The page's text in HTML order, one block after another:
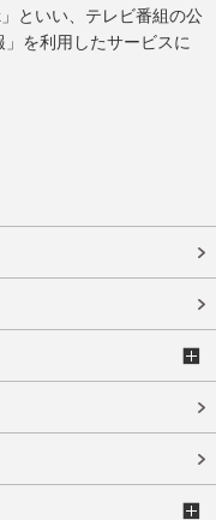
といい、テレビ番組の公
」を利用したサービスに